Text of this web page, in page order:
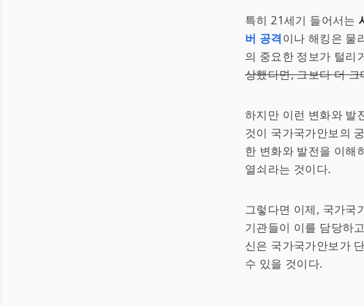
특히 21세기 들어서는
버 공격이나 해킹은 물
의 중요한 정보가 털리
상했다면, 그보다 더 크
하지만 이런 변화와 발
것이 국가국가안보의
한 변화와 발전을 이해
열쇠라는 것이다.
그렇다면 이제, 국가국
기관들이 이를 담당하
신은 국가국가안보가
수 있을 것이다.